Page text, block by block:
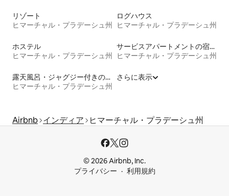
リゾート
ヒマーチャル・プラデーシュ州
ログハウス
ヒマーチャル・プラデーシュ州
ホステル
ヒマーチャル・プラデーシュ州
サービスアパートメントの宿泊施設
ヒマーチャル・プラデーシュ州
露天風呂・ジャグジー付きの宿泊施設
ヒマーチャル・プラデーシュ州
さらに表示
Airbnb インディア ヒマーチャル・プラデーシュ州
© 2026 Airbnb, Inc.
プライバシー
利用規約